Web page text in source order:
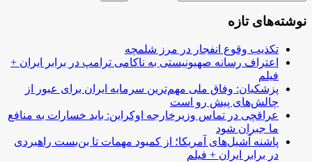
نوشته‌های تازه
تکذیب وقوع انفجار در مرز شلمچه
اعتراف رسانه صهیونیستی به ناکامی ترامپ در برابر ایران +
فیلم
پزشکیان: وفاق ملی مهم‌ترین سرمایه ایران برای عبور از
چالش‌های پیش رو است
عراقچی در تماس وزیرخارجه اوکراین: باید خسارات به منافع
ما جبران شود
پاشنه آشیل‌های آمریکا؛ از کمبود مهمات تا بن‌بست راهبردی
در برابر ایران + فیلم